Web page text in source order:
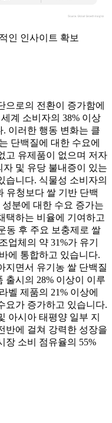
인 인사이트 확보
으로의 전환이 증가함에
계 소비자의 38% 이상
이러한 행동 변화는 클
단백질에 대한 수요에
고 유제품이 없으며 저자
및 유당 불내증이 있는
습니다. 식물성 소비자의
유청보다 쌀 기반 단백
분에 대한 수요 증가는
택하는 비율에 기여하고
동 후 주요 보충제로 쌀
업체의 약 31%가 유기
에 통합하고 있습니다.
지면서 유기농 쌀 단백질
출시의 28% 이상이 이루
벨 제품의 21% 이상에
요가 증가하고 있습니다.
아시아 태평양 일부 지
반에 걸쳐 강력한 성장을
장 소비 점유율의 55%